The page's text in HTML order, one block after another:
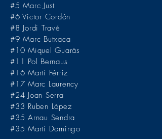
#5 Marc Just
#6 Victor Cordón
#8 Jordi Travé
#9 Marc Butxaca
#10 Miquel Guarás
#11 Pol Bernaus
#16 Martí Férriz
#17 Marc Laurency
#24 Joan Serra
#33 Ruben López
#35 Arnau Sendra
#35 Martí Domingo